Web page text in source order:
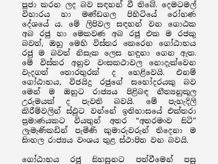
පූජා කරන ලද බව සඳහන් වී තිබේ. දෙමටමල්
විහාරය හා මණ්ඩගල පිහිටියේ රෝහණ
දේශයේ ය. මේ ලිපිවල සඳහන් වන ගොඨක
අබ රජු හා මෙකවණ අබ රජු එක ම රජකු
බවත්, ඔහු මෙහි විස්තර කෙරෙන ගෝඨාභය
රජු ම බවත් නිසැක ලෙස හඳුනා ගෙන ඇත.
මේ විස්තර අනුව වංසකථාවල නොදැක්වෙන
වැදගත් තොරතුරක් ද හෙළිවෙයි. එනම්
ගෝඨාභය, විජයිදු රජුගේ සහෝදරයකු බව
මෙන් ම ඔහුට රාජ්‍යය පිළිබඳ නීත්‍යනුකූල
උරුමයක් ද පැවති බවයි. මේ පැහැදිලි
කිරීම්වලින් ස්ඵුට වන්නේ ඉතිහාසයේ එක්තරා
ප්‍රමාණයකට වියතුන් අතර “අතරමංව සිටි”
ලැමැණිකඩින් පැමිණි කුමාරුවරුන් තිදෙනා ම
සිංහල රාජ්‍යය වංශය තුළ ස්ථාපිත වන බවයි.
ගෝඨාභය රජු සිහසුනට පත්වීමෙන් පසු